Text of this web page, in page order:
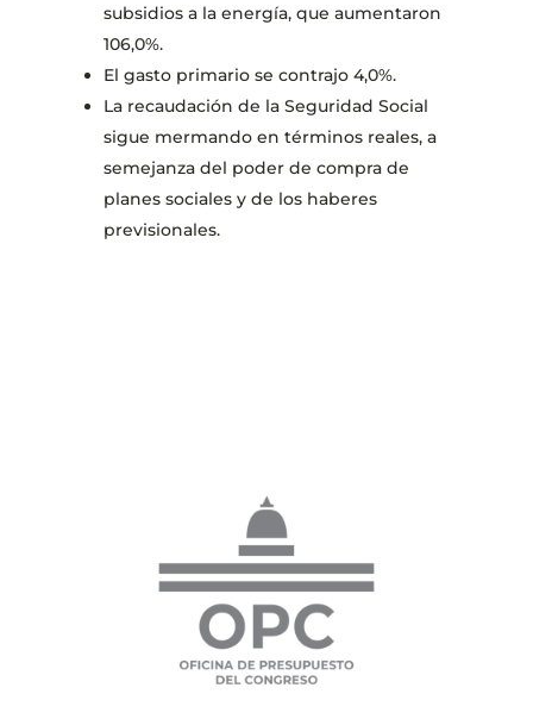
subsidios a la energía, que aumentaron
106,0%.
El gasto primario se contrajo 4,0%.
La recaudación de la Seguridad Social
sigue mermando en términos reales, a
semejanza del poder de compra de
planes sociales y de los haberes
previsionales.